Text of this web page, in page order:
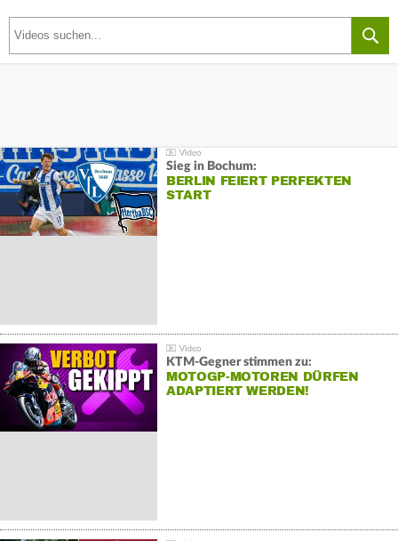
Sieg in Bochum:
BERLIN FEIERT PERFEKTEN
START
KTM-Gegner stimmen zu:
MOTOGP-MOTOREN DÜRFEN
ADAPTIERT WERDEN!